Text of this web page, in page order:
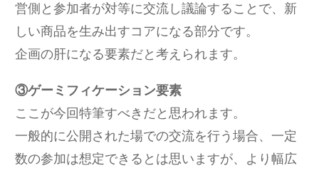
営側と参加者が対等に交流し議論することで、新
しい商品を生み出すコアになる部分です。
企画の肝になる要素だと考えられます。
③ゲーミフィケーション要素
ここが今回特筆すべきだと思われます。
一般的に公開された場での交流を行う場合、一定
数の参加は想定できるとは思いますが、より幅広